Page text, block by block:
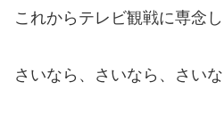
これからテレビ観戦に専念し
さいなら、さいなら、さいな